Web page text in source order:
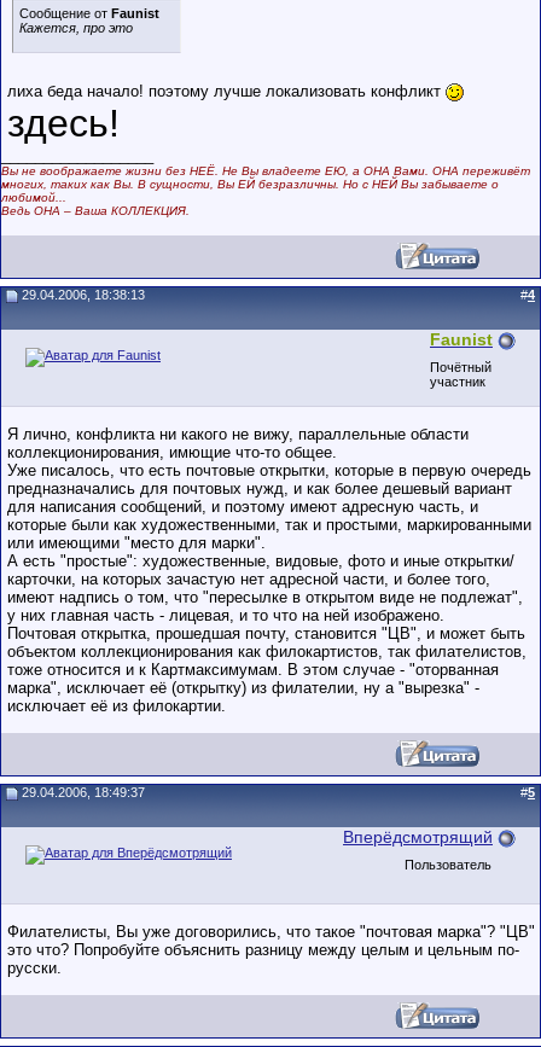
Сообщение от Faunist
Кажется, про это
лиха беда начало! поэтому лучше локализовать конфликт
здесь!
Вы не воображаете жизни без НЕЁ. Не Вы владеете ЕЮ, а ОНА Вами. ОНА переживёт
многих, таких как Вы. В сущности, Вы ЕЙ безразличны. Но с НЕЙ Вы забываете о
любимой...
Ведь ОНА – Ваша КОЛЛЕКЦИЯ.
29.04.2006, 18:38:13 #4
Faunist
Почётный
участник
Я лично, конфликта ни какого не вижу, параллельные области
коллекционирования, имющие что-то общее.
Уже писалось, что есть почтовые открытки, которые в первую очередь
предназначались для почтовых нужд, и как более дешевый вариант
для написания сообщений, и поэтому имеют адресную часть, и
которые были как художественными, так и простыми, маркированными
или имеющими "место для марки".
А есть "простые": художественные, видовые, фото и иные открытки/
карточки, на которых зачастую нет адресной части, и более того,
имеют надпись о том, что "пересылке в открытом виде не подлежат",
у них главная часть - лицевая, и то что на ней изображено.
Почтовая открытка, прошедшая почту, становится "ЦВ", и может быть
объектом коллекционирования как филокартистов, так филателистов,
тоже относится и к Картмаксимумам. В этом случае - "оторванная
марка", исключает её (открытку) из филателии, ну а "вырезка" -
исключает её из филокартии.
29.04.2006, 18:49:37 #5
Вперёдсмотрящий
Пользователь
Филателисты, Вы уже договорились, что такое "почтовая марка"? "ЦВ"
это что? Попробуйте объяснить разницу между целым и цельным по-
русски.